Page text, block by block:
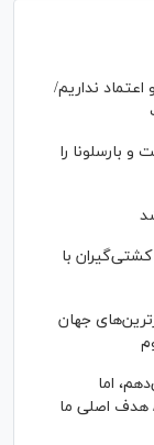
نداریم/
و بارسلونا را
با
جهان
اما
هدف اصلی ما